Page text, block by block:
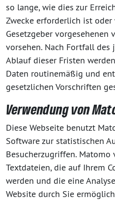
so lange, wie dies zur
Zwecke erforderlich ist
Gesetzgeber
vorsehen. Nach Fortfall des
Ablauf dieser Fristen
Daten routinemäßig und
gesetzlichen Vorschriften
Verwendung von
Diese Webseite benutzt
Software zur statistischen
Besucherzugriffen. Matomo
Textdateien, die auf Ihrem
werden und die eine
Website durch Sie